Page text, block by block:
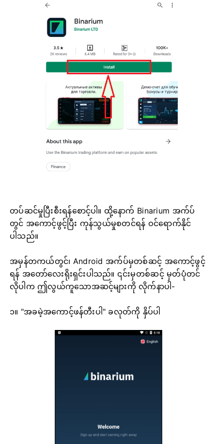
တပ်ဆင်မှုပြီးစီးရန်စောင့်ပါ။ ထို့နောက် Binarium အက်ပ်
တွင် အကောင့်ဖွင့်ပြီး ကုန်သွယ်မှုစတင်ရန် ဝင်ရောက်နိုင်
ပါသည်။
အမှန်တကယ်တွင်၊ Android အက်ပ်မှတစ်ဆင့် အကောင့်ဖွင့်
ရန် အတော်လေးရိုးရှင်းပါသည်။ ၎င်းမှတစ်ဆင့် မှတ်ပုံတင်
လိုပါက ဤလွယ်ကူသောအဆင့်များကို လိုက်နာပါ-
၁။ "အခမဲ့အကောင့်ဖန်တီးပါ" ခလုတ်ကို နှိပ်ပါ